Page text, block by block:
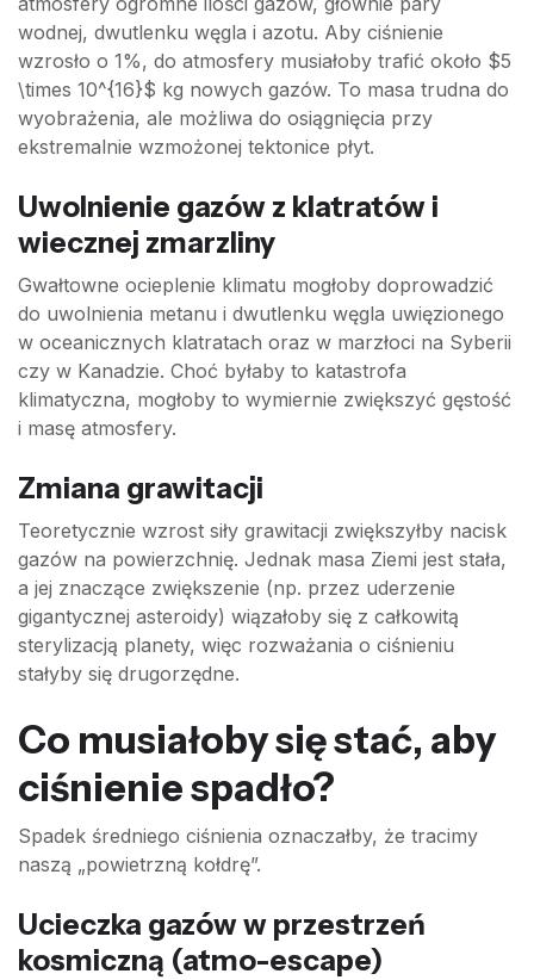
wodnej, dwutlenku węgla i azotu. Aby ciśnienie
wzrosło o 1%, do atmosfery musiałoby trafić około $5
\times 10^{16}$ kg nowych gazów. To masa trudna do
wyobrażenia, ale możliwa do osiągnięcia przy
ekstremalnie wzmożonej tektonice płyt.
Uwolnienie gazów z klatratów i
wiecznej zmarzliny
Gwałtowne ocieplenie klimatu mogłoby doprowadzić
do uwolnienia metanu i dwutlenku węgla uwięzionego
w oceanicznych klatratach oraz w marzłoci na Syberii
czy w Kanadzie. Choć byłaby to katastrofa
klimatyczna, mogłoby to wymiernie zwiększyć gęstość
i masę atmosfery.
Zmiana grawitacji
Teoretycznie wzrost siły grawitacji zwiększyłby nacisk
gazów na powierzchnię. Jednak masa Ziemi jest stała,
a jej znaczące zwiększenie (np. przez uderzenie
gigantycznej asteroidy) wiązałoby się z całkowitą
sterylizacją planety, więc rozważania o ciśnieniu
stałyby się drugorzędne.
Co musiałoby się stać, aby
ciśnienie spadło?
Spadek średniego ciśnienia oznaczałby, że tracimy
naszą „powietrzną kołdrę”.
Ucieczka gazów w przestrzeń
kosmiczną (atmo-escape)